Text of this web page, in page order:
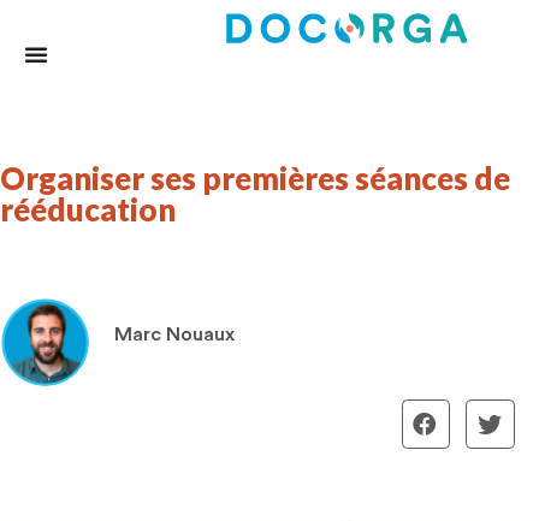
Organiser ses premières séances de
rééducation
Marc Nouaux